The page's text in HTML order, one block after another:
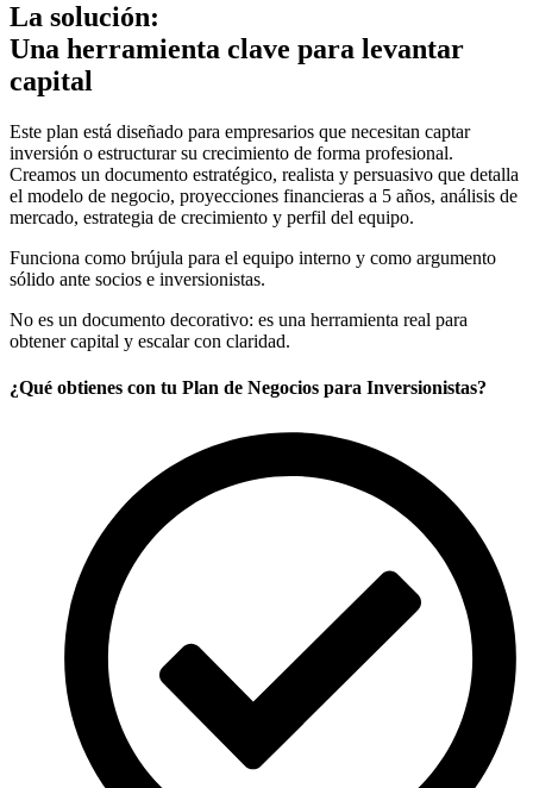
La solución:
Una herramienta clave para levantar
capital
Este plan está diseñado para empresarios que necesitan captar
inversión o estructurar su crecimiento de forma profesional.
Creamos un documento estratégico, realista y persuasivo que detalla
el modelo de negocio, proyecciones financieras a 5 años, análisis de
mercado, estrategia de crecimiento y perfil del equipo.
Funciona como brújula para el equipo interno y como argumento
sólido ante socios e inversionistas.
No es un documento decorativo: es una herramienta real para
obtener capital y escalar con claridad.
¿Qué obtienes con tu Plan de Negocios para Inversionistas​?